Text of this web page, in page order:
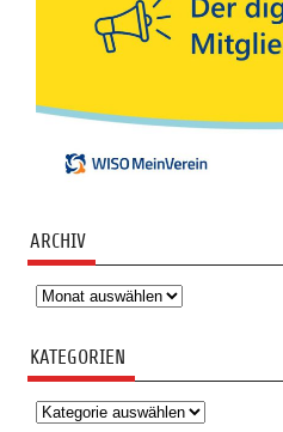
ARCHIV
Archiv
KATEGORIEN
Kategorien